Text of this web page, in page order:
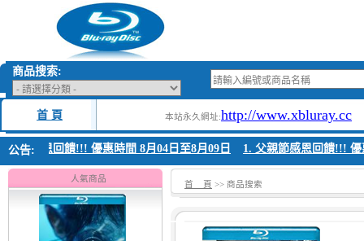
商品搜索:
首 頁 本站永久網址:http://www.xbluray.cc
公告:
親節感恩回饋!!! 優惠時間 8月04日至8月09日 1. 父親節感恩回饋!!! 優
人氣商品
1.【平裝版藍光】[英] 阿凡達：水
之道 (2022)〈台版〉
首 頁 >> 商品搜索